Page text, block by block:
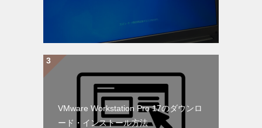
VMware Workstation Pro 17のダウンロ
ード・インストール方法